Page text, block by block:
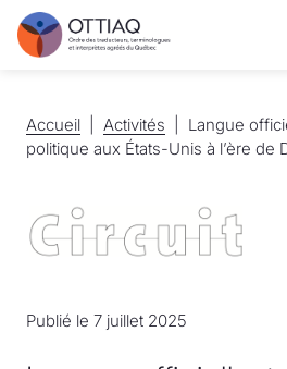
Accueil
Accueil Activités
Activités
Langue
politique aux États-Unis à l’ère de
Publié le 7 juillet 2025